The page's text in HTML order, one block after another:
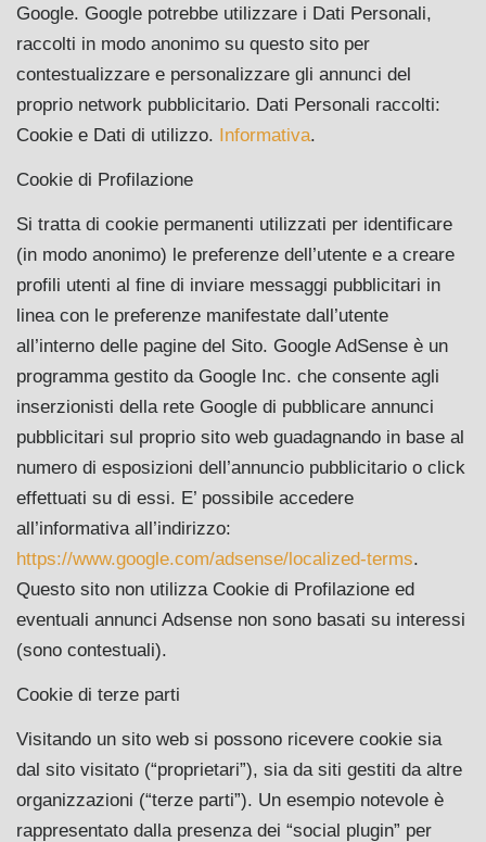
Google. Google potrebbe utilizzare i Dati Personali,
raccolti in modo anonimo su questo sito per
contestualizzare e personalizzare gli annunci del
proprio network pubblicitario. Dati Personali raccolti:
Cookie e Dati di utilizzo. Informativa
Cookie di Profilazione
Si tratta di cookie permanenti utilizzati per identificare
(in modo anonimo) le preferenze dell’utente e a creare
profili utenti al fine di inviare messaggi pubblicitari in
linea con le preferenze manifestate dall’utente
all’interno delle pagine del Sito. Google AdSense è un
programma gestito da Google Inc. che consente agli
inserzionisti della rete Google di pubblicare annunci
pubblicitari sul proprio sito web guadagnando in base al
numero di esposizioni dell’annuncio pubblicitario o click
effettuati su di essi. E’ possibile accedere
all’informativa all’indirizzo:
https://www.google.com/adsense/localized-terms.
Questo sito non utilizza Cookie di Profilazione ed
eventuali annunci Adsense non sono basati su interessi
(sono contestuali).
Cookie di terze parti
Visitando un sito web si possono ricevere cookie sia
dal sito visitato (“proprietari”), sia da siti gestiti da altre
organizzazioni (“terze parti”). Un esempio notevole è
rappresentato dalla presenza dei “social plugin” per